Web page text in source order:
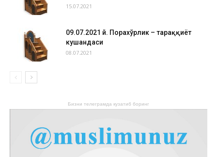
15.07.2021
09.07.2021 й. Порахўрлик – тараққиёт
кушандаси
08.07.2021
Бизни телеграмда кузатиб боринг